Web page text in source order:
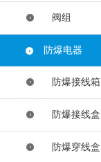
阀组
防爆电器
防爆接线箱
防爆接线盒
防爆穿线盒